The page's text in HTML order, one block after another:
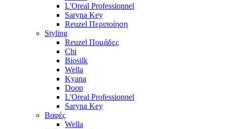
L'Oreal Professionnel
Saryna Key
Reuzel Περιποίηση
Styling
Reuzel Πομάδες
Chi
Biosilk
Wella
Kyana
Doop
L'Oreal Professionnel
Saryna Key
Βαφές
Wella